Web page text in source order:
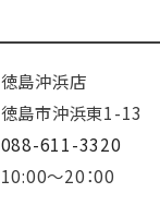
徳島沖浜店
徳島市沖浜東1-13
088-611-3320
10:00～20：00